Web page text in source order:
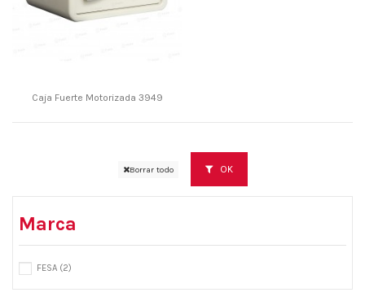
Caja Fuerte Motorizada 3949
Borrar todo OK
Marca
FESA (2)